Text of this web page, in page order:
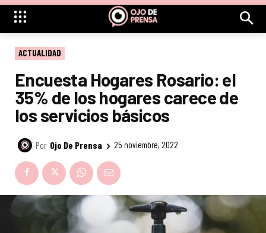
ACTUALIDAD
Encuesta Hogares Rosario: el
35% de los hogares carece de
los servicios básicos
Por Ojo De Prensa 25 noviembre, 2022